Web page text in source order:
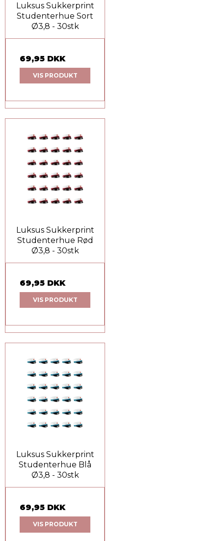
Luksus Sukkerprint
Studenterhue Sort
Ø3,8 - 30stk
69,95 DKK
VIS PRODUKT
Luksus Sukkerprint
Studenterhue Rød
Ø3,8 - 30stk
69,95 DKK
VIS PRODUKT
Luksus Sukkerprint
Studenterhue Blå
Ø3,8 - 30stk
69,95 DKK
VIS PRODUKT